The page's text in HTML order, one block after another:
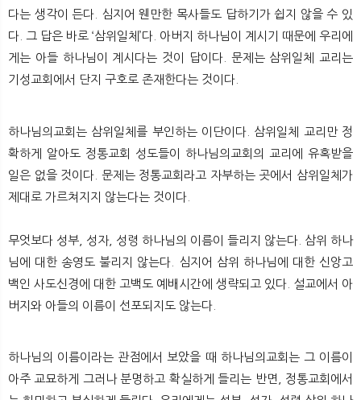
다는 생각이 든다. 심지어 웬만한 목사들도 답하기가 쉽지 않을 수 있
다. 그 답은 바로 ‘삼위일체’다. 아버지 하나님이 계시기 때문에 우리에
게는 아들 하나님이 계시다는 것이 답이다. 문제는 삼위일체 교리는
기성교회에서 단지 구호로 존재한다는 것이다.
하나님의교회는 삼위일체를 부인하는 이단이다. 삼위일체 교리만 정
확하게 알아도 정통교회 성도들이 하나님의교회의 교리에 유혹받을
일은 없을 것이다. 문제는 정통교회라고 자부하는 곳에서 삼위일체가
제대로 가르쳐지지 않는다는 것이다.
무엇보다 성부, 성자, 성령 하나님의 이름이 들리지 않는다. 삼위 하나
님에 대한 송영도 불리지 않는다. 심지어 삼위 하나님에 대한 신앙고
백인 사도신경에 대한 고백도 예배시간에 생략되고 있다. 설교에서 아
버지와 아들의 이름이 선포되지도 않는다.
하나님의 이름이라는 관점에서 보았을 때 하나님의교회는 그 이름이
아주 교묘하게 그러나 분명하고 확실하게 들리는 반면, 정통교회에서